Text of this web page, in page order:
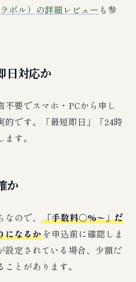
ボル）の詳細レビュー も参
日対応か
要でスマホ・PCから申し
的です。「最短即日」「24時
す。
か
ので、 「手数料○%〜」だ
になるかを申込前に確認しま
設定されている場合、少額だ
とがあります。